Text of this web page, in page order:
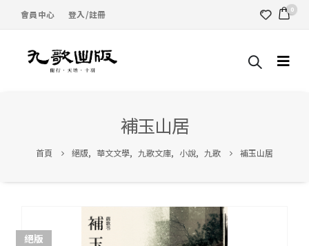
會員中心 登入/註冊 0
補玉山居
首頁 絕版, 華文文學, 九歌文庫, 小說, 九歌 補玉山居
絕版